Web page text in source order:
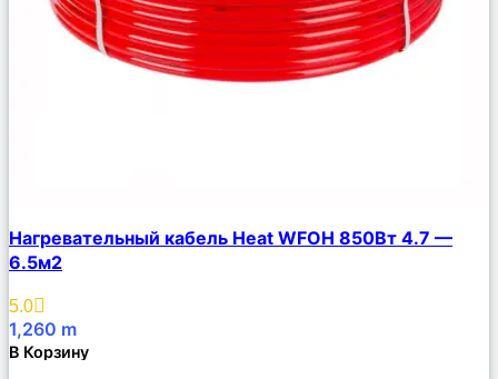
Описание
Избранное
Нагревательный кабель Heat WFOH 850Вт 4.7 —
6.5м2
5.0
1,260 m
В Корзину